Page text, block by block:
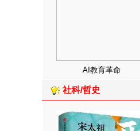
AI教育革命
社科/哲史